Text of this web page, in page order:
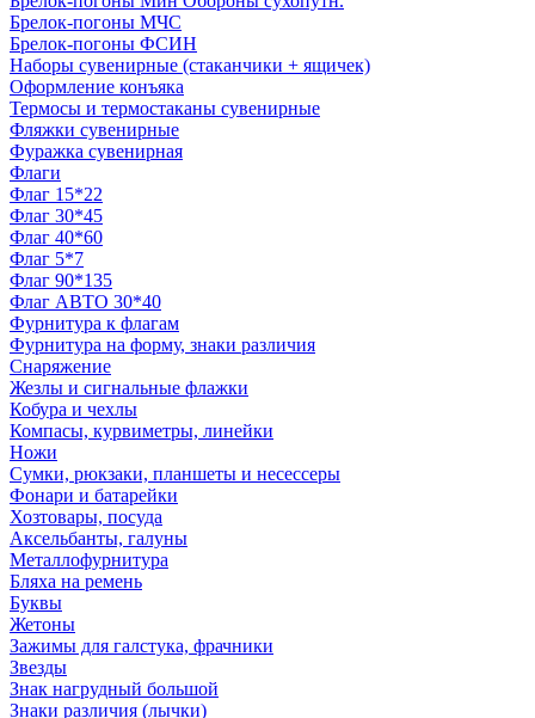
Брелок-погоны МЧС
Брелок-погоны ФСИН
Наборы сувенирные (стаканчики + ящичек)
Оформление конъяка
Термосы и термостаканы сувенирные
Фляжки сувенирные
Фуражка сувенирная
Флаги
Флаг 15*22
Флаг 30*45
Флаг 40*60
Флаг 5*7
Флаг 90*135
Флаг АВТО 30*40
Фурнитура к флагам
Фурнитура на форму, знаки различия
Снаряжение
Жезлы и сигнальные флажки
Кобура и чехлы
Компасы, курвиметры, линейки
Ножи
Сумки, рюкзаки, планшеты и несессеры
Фонари и батарейки
Хозтовары, посуда
Аксельбанты, галуны
Металлофурнитура
Бляха на ремень
Буквы
Жетоны
Зажимы для галстука, фрачники
Звезды
Знак нагрудный большой
Знаки различия (лычки)